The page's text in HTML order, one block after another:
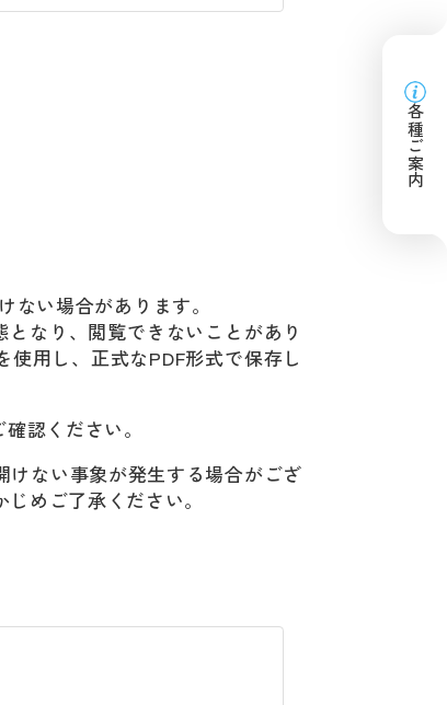
各種ご案内
ない場合があります。
なり、閲覧できないことがあり
使用し、正式なPDF形式で保存し
認ください。
ない事象が発生する場合がござ
めご了承ください。